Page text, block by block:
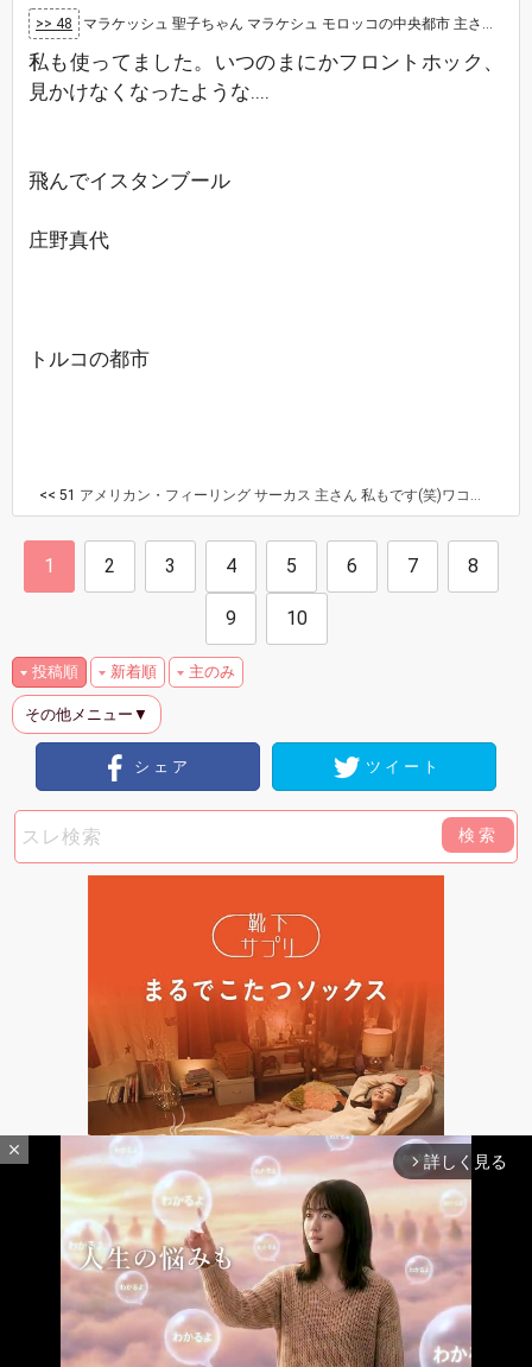
最新レスへ 上へ 下へ
>> 48 マラケッシュ 聖子ちゃん マラケシュ モロッコの中央都市 主さん どういたしまして💦 フロントホックブラ 当時は画期的でした…
私も使ってました。いつのまにかフロントホック、
見かけなくなったような‥‥
飛んでイスタンブール
庄野真代
トルコの都市
<< 51 アメリカン・フィーリング サーカス 主さん 私もです(笑)ワコールではなく安価なものでしたが買ってました
1 2 3 4 5 6 7 8
9 10
投稿順 新着順 主のみ
その他メニュー▼
シェア ツイート
検索
靴下サプリ まるでこたつソックス あったか靴下 冷え対策 冬 防寒 ルームソッ
クス レディース
過去1か月で5000点以上購入されました
close
arrow_forward_ios 詳しく見る